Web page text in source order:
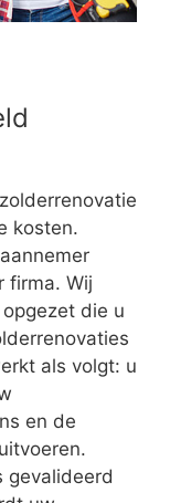
kosten.
firma. Wij
die u
als volgt: u
en de
gevalideerd